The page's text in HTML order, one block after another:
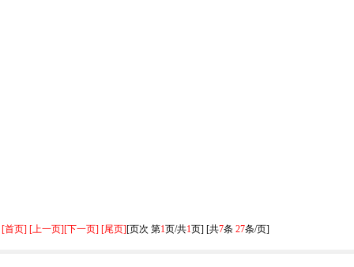
[首页] [上一页][下一页] [尾页][页次 第1页/共1页] [共7条 27条/页]